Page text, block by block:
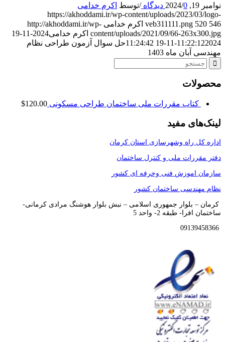
نوامبر 19, 2024 /0 دیدگاه /توسط اکرم خدامی
https://akhoddami.ir/wp-content/uploads/2023/03/logo-
veb311111.png 520 546 اکرم خدامی http://akhoddami.ir/wp-
content/uploads/2021/09/66-263x300.jpg اکرم خدامی
2024-11-19
11:22:122024-11-19 11:24:42
حل سوال آزمون طراحی نظام
مهندسی آبان ماه 1403
محصولات
کتاب مقررات ملی ساختمان طراحی مسکونی $120.00
لینک‌‌های مفید
اداره کل راه وشهرسازی استان کرمان
دفتر مقررات ملی و کنترل ساختمان
سازمان اموزش فنی وحرفه ای کشور
نظام مهندسی ساختمان کشور
کرمان – بلوار جمهوری اسلامی – نبش بلوار هوشنگ مرادی کرمانی-
ساختمان افرا- طبقه 2- واحد 5